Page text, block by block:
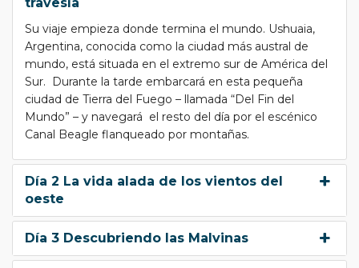
Su viaje empieza donde termina el mundo. Ushuaia,
Argentina, conocida como la ciudad más austral de
mundo, está situada en el extremo sur de América del
Sur. Durante la tarde embarcará en esta pequeña
ciudad de Tierra del Fuego – llamada “Del Fin del
Mundo” – y navegará el resto del día por el escénico
Canal Beagle flanqueado por montañas.
Día 2 La vida alada de los vientos del
oeste
Día 3 Descubriendo las Malvinas